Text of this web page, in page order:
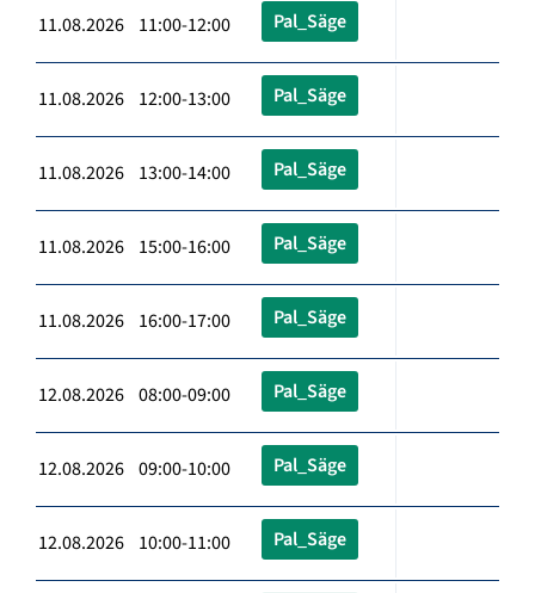
11.08.2026 11:00-12:00 Pal_Säge
11.08.2026 12:00-13:00 Pal_Säge
11.08.2026 13:00-14:00 Pal_Säge
11.08.2026 15:00-16:00 Pal_Säge
11.08.2026 16:00-17:00 Pal_Säge
12.08.2026 08:00-09:00 Pal_Säge
12.08.2026 09:00-10:00 Pal_Säge
12.08.2026 10:00-11:00 Pal_Säge